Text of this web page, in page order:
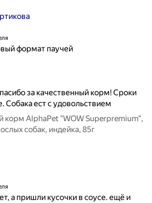
формат паучей
за качественный корм! Сроки
Собака ест с удовольствием
AlphaPet "WOW Superpremium",
собак, индейка, 85г
а пришли кусочки в соусе. ещё и